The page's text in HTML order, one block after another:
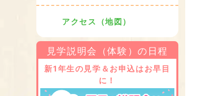
アクセス（地図）
見学説明会（体験）の日程
新1年生の見学＆お申込はお早目
に！